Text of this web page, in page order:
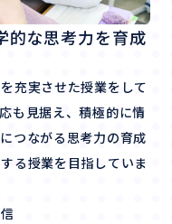
的な思考力を育成
充実させた授業をして
も見据え、積極的に情
つながる思考力の育成
る授業を目指していま